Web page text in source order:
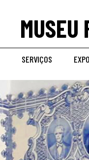
MUSEU
SERVIÇOS